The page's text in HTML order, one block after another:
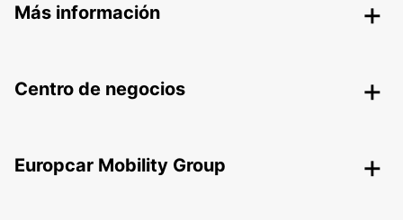
Más información
Centro de negocios
Europcar Mobility Group